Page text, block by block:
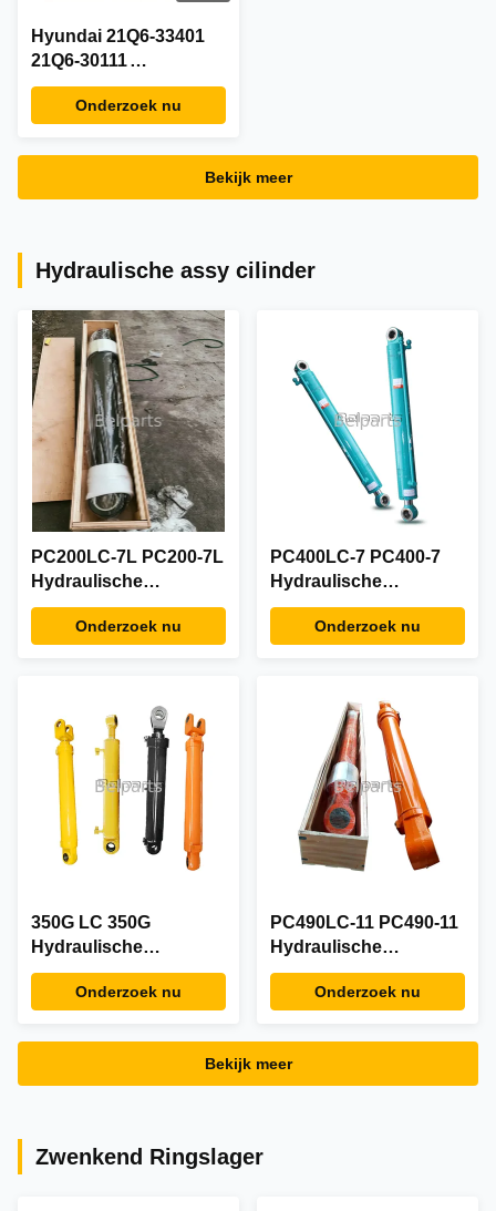
Hyundai 21Q6-33401
21Q6-30111
Graafmachine Monitor
Display R300LC-9S
Onderzoek nu
Bekijk meer
Hydraulische assy cilinder
PC200LC-7L PC200-7L
Hydraulische
Boomcilinder voor
Komatsu
0A940 Aftermarket
Hoge Kwaliteit
Onderzoek nu
PC400LC-7 PC400-7
Hydraulische
Armcilinder voor
Komatsu
0F741 707-01-0F710
Aftermarket Hoge
Kwaliteit
Onderzoek nu
350G LC 350G
Hydraulische
emmercilinder voor
Deere Graafmachine
Naverkoop
Onderzoek nu
PC490LC-11 PC490-11
Hydraulische
emmercilinder voor
Komatsu
parts 707-E1-00750
Aftermarket
Onderzoek nu
Bekijk meer
Zwenkend Ringslager